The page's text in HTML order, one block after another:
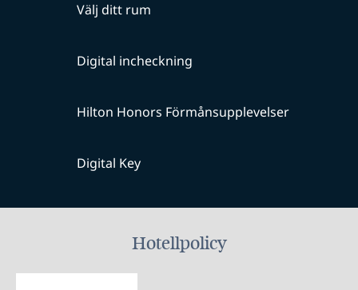
Välj ditt rum
Digital incheckning
Hilton Honors Förmånsupplevelser
Digital Key
Hotellpolicy